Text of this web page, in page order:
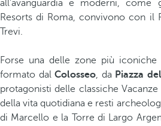
all'avanguardia e moderni, come
Resorts di Roma, convivono con il
Trevi.
Forse una delle zone più
formato dalColosseo, da Piazza
protagonisti delle classiche
della vita quotidiana e resti
di Marcello e la Torre di Largo